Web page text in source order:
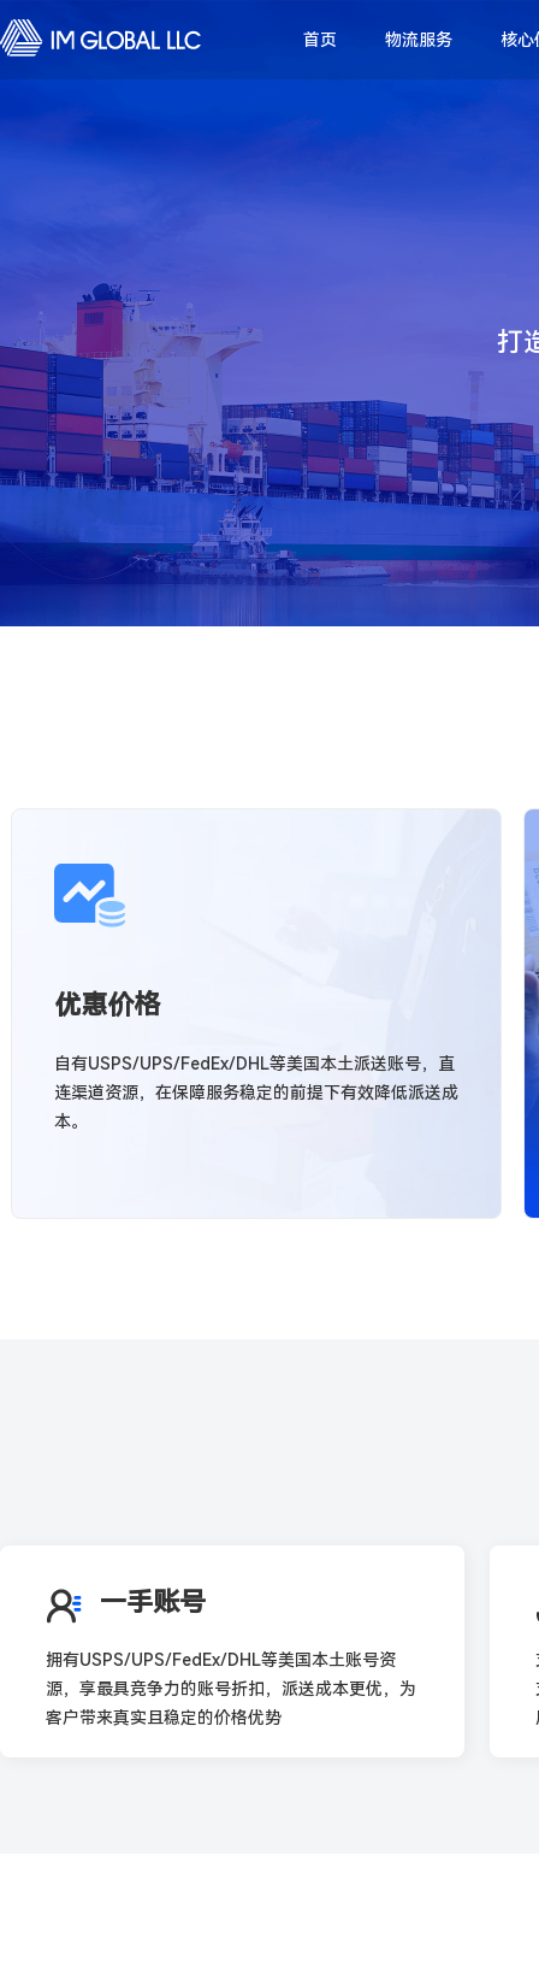
首页 物流服务 核心
打
优惠价格
自有USPS/UPS/FedEx/DHL等美国本土派送账号，直
连渠道资源，在保障服务稳定的前提下有效降低派送成
本。
一手账号
拥有USPS/UPS/FedEx/DHL等美国本土账号资
源，享最具竞争力的账号折扣，派送成本更优，为
客户带来真实且稳定的价格优势